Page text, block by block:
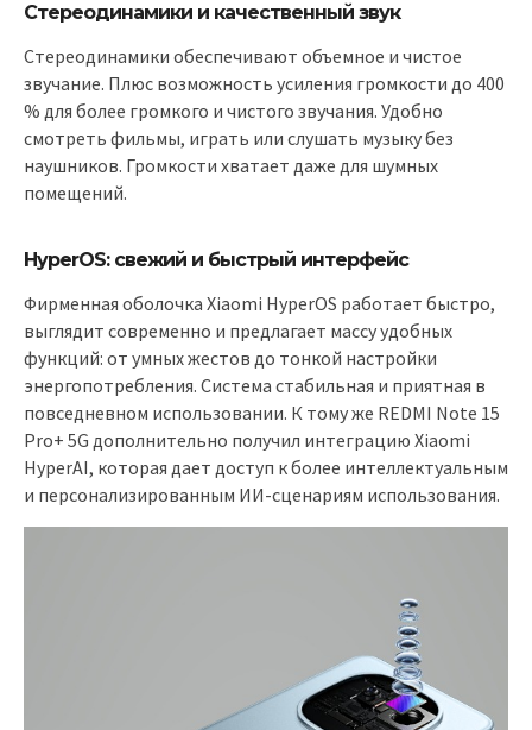
Стереодинамики и качественный звук
Стереодинамики обеспечивают объемное и чистое
звучание. Плюс возможность усиления громкости до 400
% для более громкого и чистого звучания. Удобно
смотреть фильмы, играть или слушать музыку без
наушников. Громкости хватает даже для шумных
помещений.
HyperOS: свежий и быстрый интерфейс
Фирменная оболочка Xiaomi HyperOS работает быстро,
выглядит современно и предлагает массу удобных
функций: от умных жестов до тонкой настройки
энергопотребления. Система стабильная и приятная в
повседневном использовании. К тому же REDMI Note 15
Pro+ 5G дополнительно получил интеграцию Xiaomi
HyperAI, которая дает доступ к более интеллектуальным
и персонализированным ИИ-сценариям использования.